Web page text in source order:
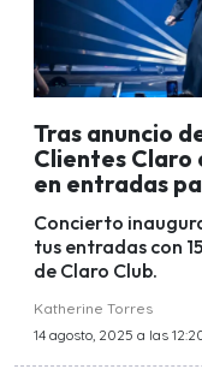
Tras anuncio
Clientes Claro
en entradas
Concierto
tus entradas con
de Claro Club.
Katherine Torres
14 agosto, 2025 a las